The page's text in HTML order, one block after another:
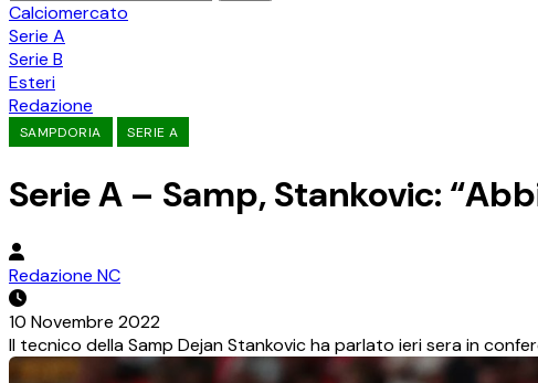
Calciomercato
Serie A
Serie B
Esteri
Redazione
SAMPDORIA SERIE A
Serie A – Samp, Stankovic:
Redazione NC
10 Novembre 2022
Il tecnico della Samp Dejan Stankovic ha parlato ieri sera in